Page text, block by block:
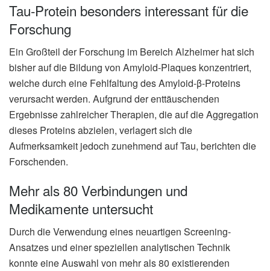
Tau-Protein besonders interessant für die
Forschung
Ein Großteil der Forschung im Bereich Alzheimer hat sich
bisher auf die Bildung von Amyloid-Plaques konzentriert,
welche durch eine Fehlfaltung des Amyloid-β-Proteins
verursacht werden. Aufgrund der enttäuschenden
Ergebnisse zahlreicher Therapien, die auf die Aggregation
dieses Proteins abzielen, verlagert sich die
Aufmerksamkeit jedoch zunehmend auf Tau, berichten die
Forschenden.
Mehr als 80 Verbindungen und
Medikamente untersucht
Durch die Verwendung eines neuartigen Screening-
Ansatzes und einer speziellen analytischen Technik
konnte eine Auswahl von mehr als 80 existierenden